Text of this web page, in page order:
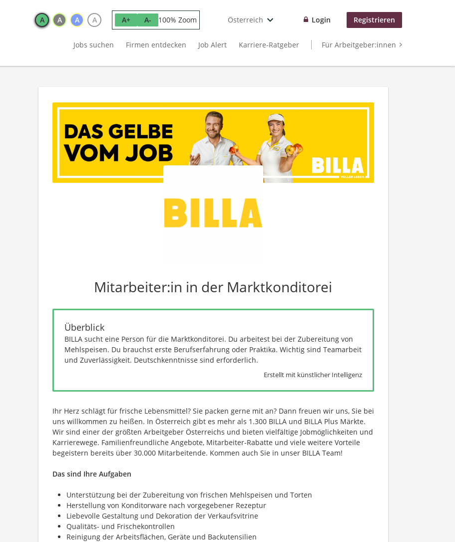
A A A A A+ A- 100% Zoom Österreich Login Registrieren
Jobs suchen Firmen entdecken Job Alert Karriere-Ratgeber Für Arbeitgeber:innen
Mitarbeiter:in in der Marktkonditorei
Überblick
BILLA sucht eine Person für die Marktkonditorei. Du arbeitest bei der Zubereitung von
Mehlspeisen. Du brauchst erste Berufserfahrung oder Praktika. Wichtig sind Teamarbeit
und Zuverlässigkeit. Deutschkenntnisse sind erforderlich.
Erstellt mit künstlicher Intelligenz
Ihr Herz schlägt für frische Lebensmittel? Sie packen gerne mit an? Dann freuen wir uns, Sie bei
uns willkommen zu heißen. In Österreich gibt es mehr als 1.300 BILLA und BILLA Plus Märkte.
Wir sind einer der größten Arbeitgeber Österreichs und bieten vielfältige Jobmöglichkeiten und
Karrierewege. Familienfreundliche Angebote, Mitarbeiter-Rabatte und viele weitere Vorteile
begeistern bereits über 30.000 Mitarbeitende. Kommen auch Sie in unser BILLA Team!
Das sind Ihre Aufgaben
Unterstützung bei der Zubereitung von frischen Mehlspeisen und Torten
Herstellung von Konditorware nach vorgegebener Rezeptur
Liebevolle Gestaltung und Dekoration der Verkaufsvitrine
Qualitäts- und Frischekontrollen
Reinigung der Arbeitsflächen, Geräte und Backutensilien